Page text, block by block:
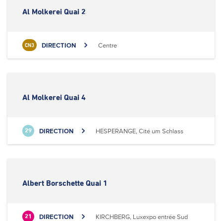
Al Molkerei Quai 2
CN3 DIRECTION Centre
Al Molkerei Quai 4
29 DIRECTION HESPERANGE, Cité um Schlass
Albert Borschette Quai 1
21 DIRECTION KIRCHBERG, Luxexpo entrée Sud